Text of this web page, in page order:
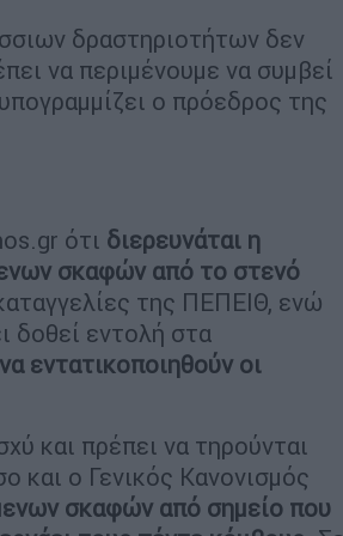
δραστηριοτήτων δεν
να περιμένουμε να συμβεί
ο πρόεδρος της
ότι διερευνάται η
σκαφών από το στενό
της ΠΕΠΕΙΘ, ενώ
δοθεί εντολή στα
εντατικοποιηθούν οι
και πρέπει να τηρούνται
και ο Γενικός Κανονισμός
σκαφών από σημείο που